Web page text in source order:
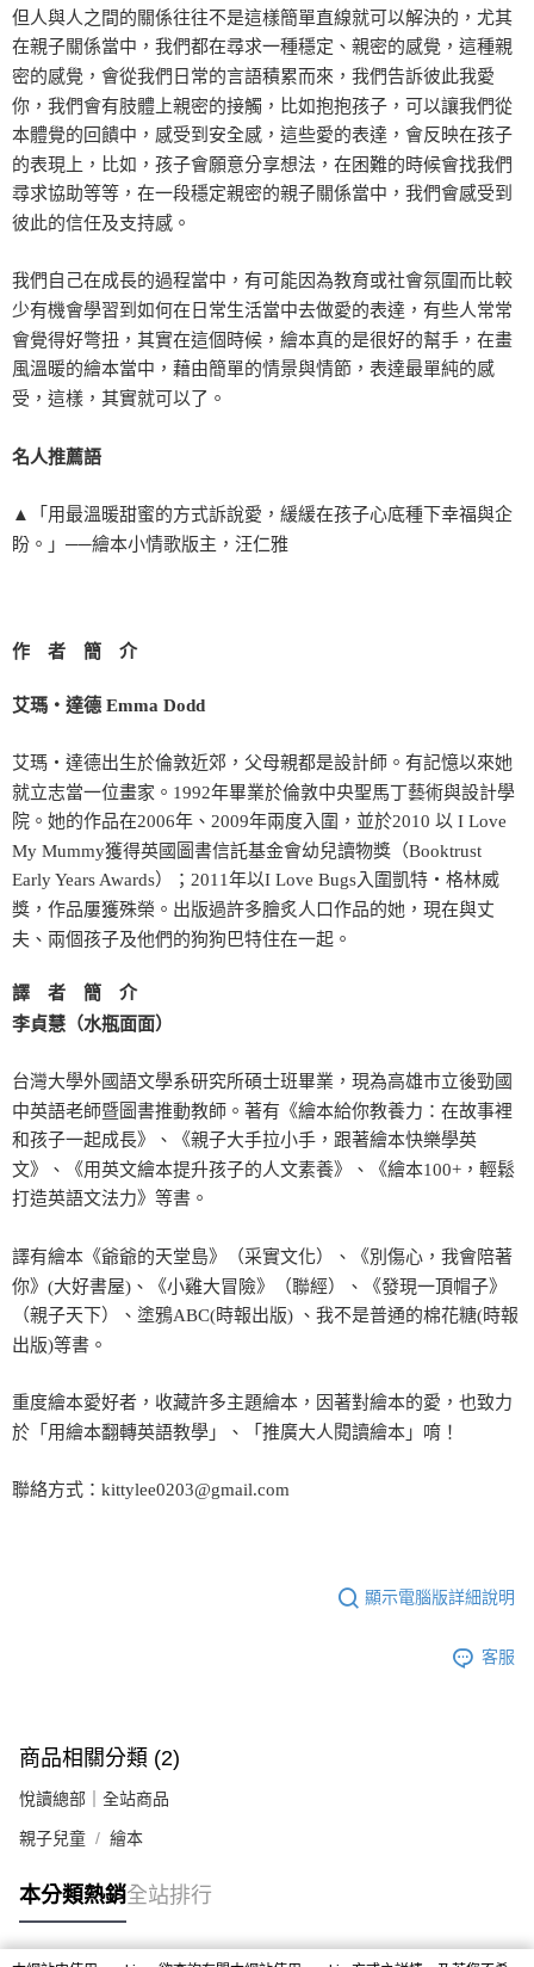
但人與人之間的關係往往不是這樣簡單直線就可以解決的，尤其
在親子關係當中，我們都在尋求一種穩定、親密的感覺，這種親
密的感覺，會從我們日常的言語積累而來，我們告訴彼此我愛
你，我們會有肢體上親密的接觸，比如抱抱孩子，可以讓我們從
本體覺的回饋中，感受到安全感，這些愛的表達，會反映在孩子
的表現上，比如，孩子會願意分享想法，在困難的時候會找我們
尋求協助等等，在一段穩定親密的親子關係當中，我們會感受到
彼此的信任及支持感。
我們自己在成長的過程當中，有可能因為教育或社會氛圍而比較
少有機會學習到如何在日常生活當中去做愛的表達，有些人常常
會覺得好彆扭，其實在這個時候，繪本真的是很好的幫手，在畫
風溫暖的繪本當中，藉由簡單的情景與情節，表達最單純的感
受，這樣，其實就可以了。
名人推薦語
▲「用最溫暖甜蜜的方式訴說愛，緩緩在孩子心底種下幸福與企
盼。」──繪本小情歌版主，汪仁雅
作 者 簡 介
艾瑪‧達德 Emma Dodd
艾瑪‧達德出生於倫敦近郊，父母親都是設計師。有記憶以來她
就立志當一位畫家。1992年畢業於倫敦中央聖馬丁藝術與設計學
院。她的作品在2006年、2009年兩度入圍，並於2010 以 I Love
My Mummy獲得英國圖書信託基金會幼兒讀物獎（Booktrust
Early Years Awards）；2011年以I Love Bugs入圍凱特‧格林威
獎，作品屢獲殊榮。出版過許多膾炙人口作品的她，現在與丈
夫、兩個孩子及他們的狗狗巴特住在一起。
譯 者 簡 介
李貞慧（水瓶面面）
台灣大學外國語文學系研究所碩士班畢業，現為高雄巿立後勁國
中英語老師暨圖書推動教師。著有《繪本給你教養力：在故事裡
和孩子一起成長》、《親子大手拉小手，跟著繪本快樂學英
文》、《用英文繪本提升孩子的人文素養》、《繪本100+，輕鬆
打造英語文法力》等書。
譯有繪本《爺爺的天堂島》（采實文化）、《別傷心，我會陪著
你》(大好書屋)、《小雞大冒險》（聯經）、《發現一頂帽子》
（親子天下）、塗鴉ABC(時報出版) 、我不是普通的棉花糖(時報
出版)等書。
重度繪本愛好者，收藏許多主題繪本，因著對繪本的愛，也致力
於「用繪本翻轉英語教學」、「推廣大人閱讀繪本」唷！
聯絡方式：kittylee0203@gmail.com
顯示電腦版詳細說明
客服
商品相關分類 (2)
悅讀總部｜全站商品
親子兒童 繪本
本分類熱銷全站排行